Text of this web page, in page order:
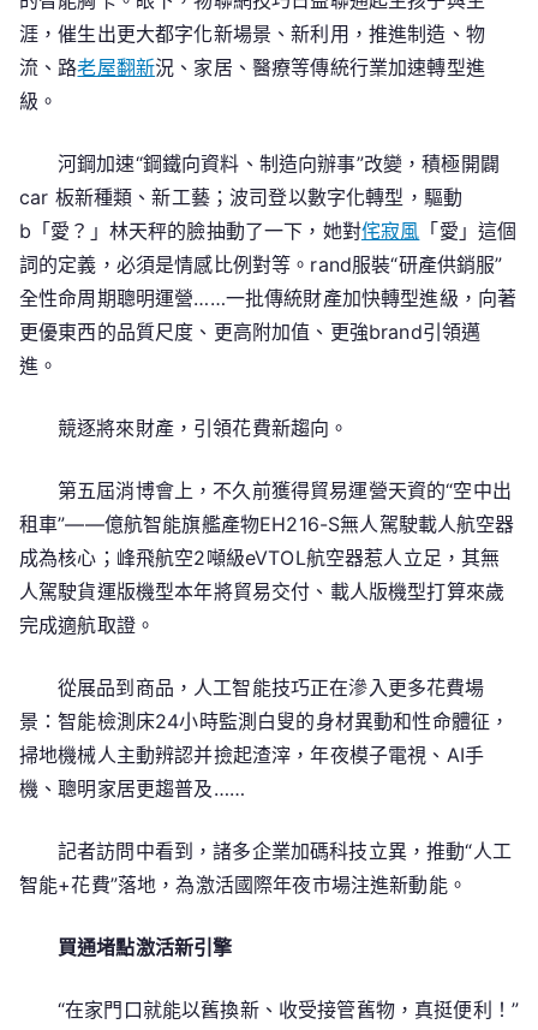
涯，催生出更大都字化新場景、新利用，推進制造、物
流、路老屋翻新況、家居、醫療等傳統行業加速轉型進
級。
河鋼加速“鋼鐵向資料、制造向辦事”改變，積極開闢
car 板新種類、新工藝；波司登以數字化轉型，驅動
b「愛？」林天秤的臉抽動了一下，她對侘寂風 「愛」這個
詞的定義，必須是情感比例對等。rand服裝“研產供銷服”
全性命周期聰明運營……一批傳統財產加快轉型進級，向著
更優東西的品質尺度、更高附加值、更強brand引領邁
進。
競逐將來財產，引領花費新趨向。
第五屆消博會上，不久前獲得貿易運營天資的“空中出
租車”——億航智能旗艦產物EH216-S無人駕駛載人航空器
成為核心；峰飛航空2噸級eVTOL航空器惹人立足，其無
人駕駛貨運版機型本年將貿易交付、載人版機型打算來歲
完成適航取證。
從展品到商品，人工智能技巧正在滲入更多花費場
景：智能檢測床24小時監測白叟的身材異動和性命體征，
掃地機械人主動辨認并撿起渣滓，年夜模子電視、AI手
機、聰明家居更趨普及……
記者訪問中看到，諸多企業加碼科技立異，推動“人工
智能+花費”落地，為激活國際年夜市場注進新動能。
買通堵點激活新引擎
“在家門口就能以舊換新、收受接管舊物，真挺便利！”